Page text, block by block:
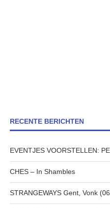
RECENTE BERICHTEN
EVENTJES VOORSTELLEN:
CHES – In Shambles
STRANGEWAYS Gent, Vonk